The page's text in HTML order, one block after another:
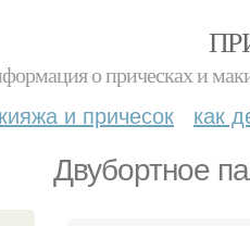
о прическах и
и причесок как
Двубортное